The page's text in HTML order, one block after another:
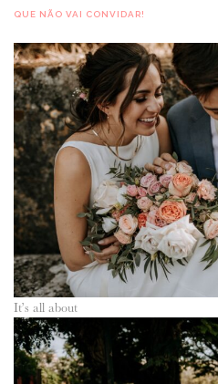
QUE NÃO VAI CONVIDAR!
It’s all about